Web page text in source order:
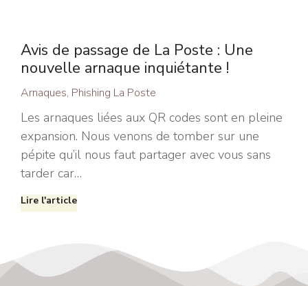
Avis de passage de La Poste : Une
nouvelle arnaque inquiétante !
Arnaques, Phishing La Poste
Les arnaques liées aux QR codes sont en pleine
expansion. Nous venons de tomber sur une
pépite qu’il nous faut partager avec vous sans
tarder car…
Lire l'article